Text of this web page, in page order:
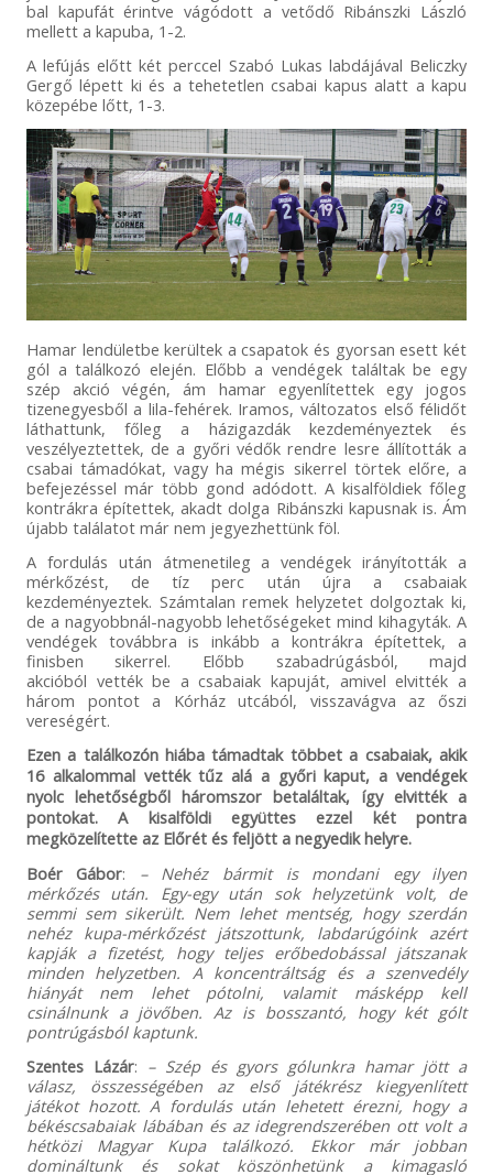
bal kapufát érintve vágódott a vetődő Ribánszki László
mellett a kapuba, 1-2.
A lefújás előtt két perccel Szabó Lukas labdájával Beliczky
Gergő lépett ki és a tehetetlen csabai kapus alatt a kapu
közepébe lőtt, 1-3.
Hamar lendületbe kerültek a csapatok és gyorsan esett két
gól a találkozó elején. Előbb a vendégek találtak be egy
szép akció végén, ám hamar egyenlítettek egy jogos
tizenegyesből a lila-fehérek. Iramos, változatos első félidőt
láthattunk, főleg a házigazdák kezdeményeztek és
veszélyeztettek, de a győri védők rendre lesre állították a
csabai támadókat, vagy ha mégis sikerrel törtek előre, a
befejezéssel már több gond adódott. A kisalföldiek főleg
kontrákra építettek, akadt dolga Ribánszki kapusnak is. Ám
újabb találatot már nem jegyezhettünk föl.
A fordulás után átmenetileg a vendégek irányították a
mérkőzést, de tíz perc után újra a csabaiak
kezdeményeztek. Számtalan remek helyzetet dolgoztak ki,
de a nagyobbnál-nagyobb lehetőségeket mind kihagyták. A
vendégek továbbra is inkább a kontrákra építettek, a
finisben sikerrel. Előbb szabadrúgásból, majd
akcióból vették be a csabaiak kapuját, amivel elvitték a
három pontot a Kórház utcából, visszavágva az őszi
vereségért.
Ezen a találkozón hiába támadtak többet a csabaiak, akik
16 alkalommal vették tűz alá a győri kaput, a vendégek
nyolc lehetőségből háromszor betaláltak, így elvitték a
pontokat. A kisalföldi együttes ezzel két pontra
megközelítette az Előrét és feljött a negyedik helyre.
Boér Gábor: – Nehéz bármit is mondani egy ilyen
mérkőzés után. Egy-egy után sok helyzetünk volt, de
semmi sem sikerült. Nem lehet mentség, hogy szerdán
nehéz kupa-mérkőzést játszottunk, labdarúgóink azért
kapják a fizetést, hogy teljes erőbedobással játszanak
minden helyzetben. A koncentráltság és a szenvedély
hiányát nem lehet pótolni, valamit másképp kell
csinálnunk a jövőben. Az is bosszantó, hogy két gólt
pontrúgásból kaptunk.
Szentes Lázár: – Szép és gyors gólunkra hamar jött a
válasz, összességében az első játékrész kiegyenlített
játékot hozott. A fordulás után lehetett érezni, hogy a
békéscsabaiak lábában és az idegrendszerében ott volt a
hétközi Magyar Kupa találkozó. Ekkor már jobban
domináltunk és sokat köszönhetünk a kimagasló